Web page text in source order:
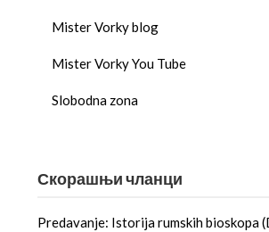
Mister Vorky blog
Mister Vorky You Tube
Slobodna zona
Скорашњи чланци
Predavanje: Istorija rumskih bioskopa